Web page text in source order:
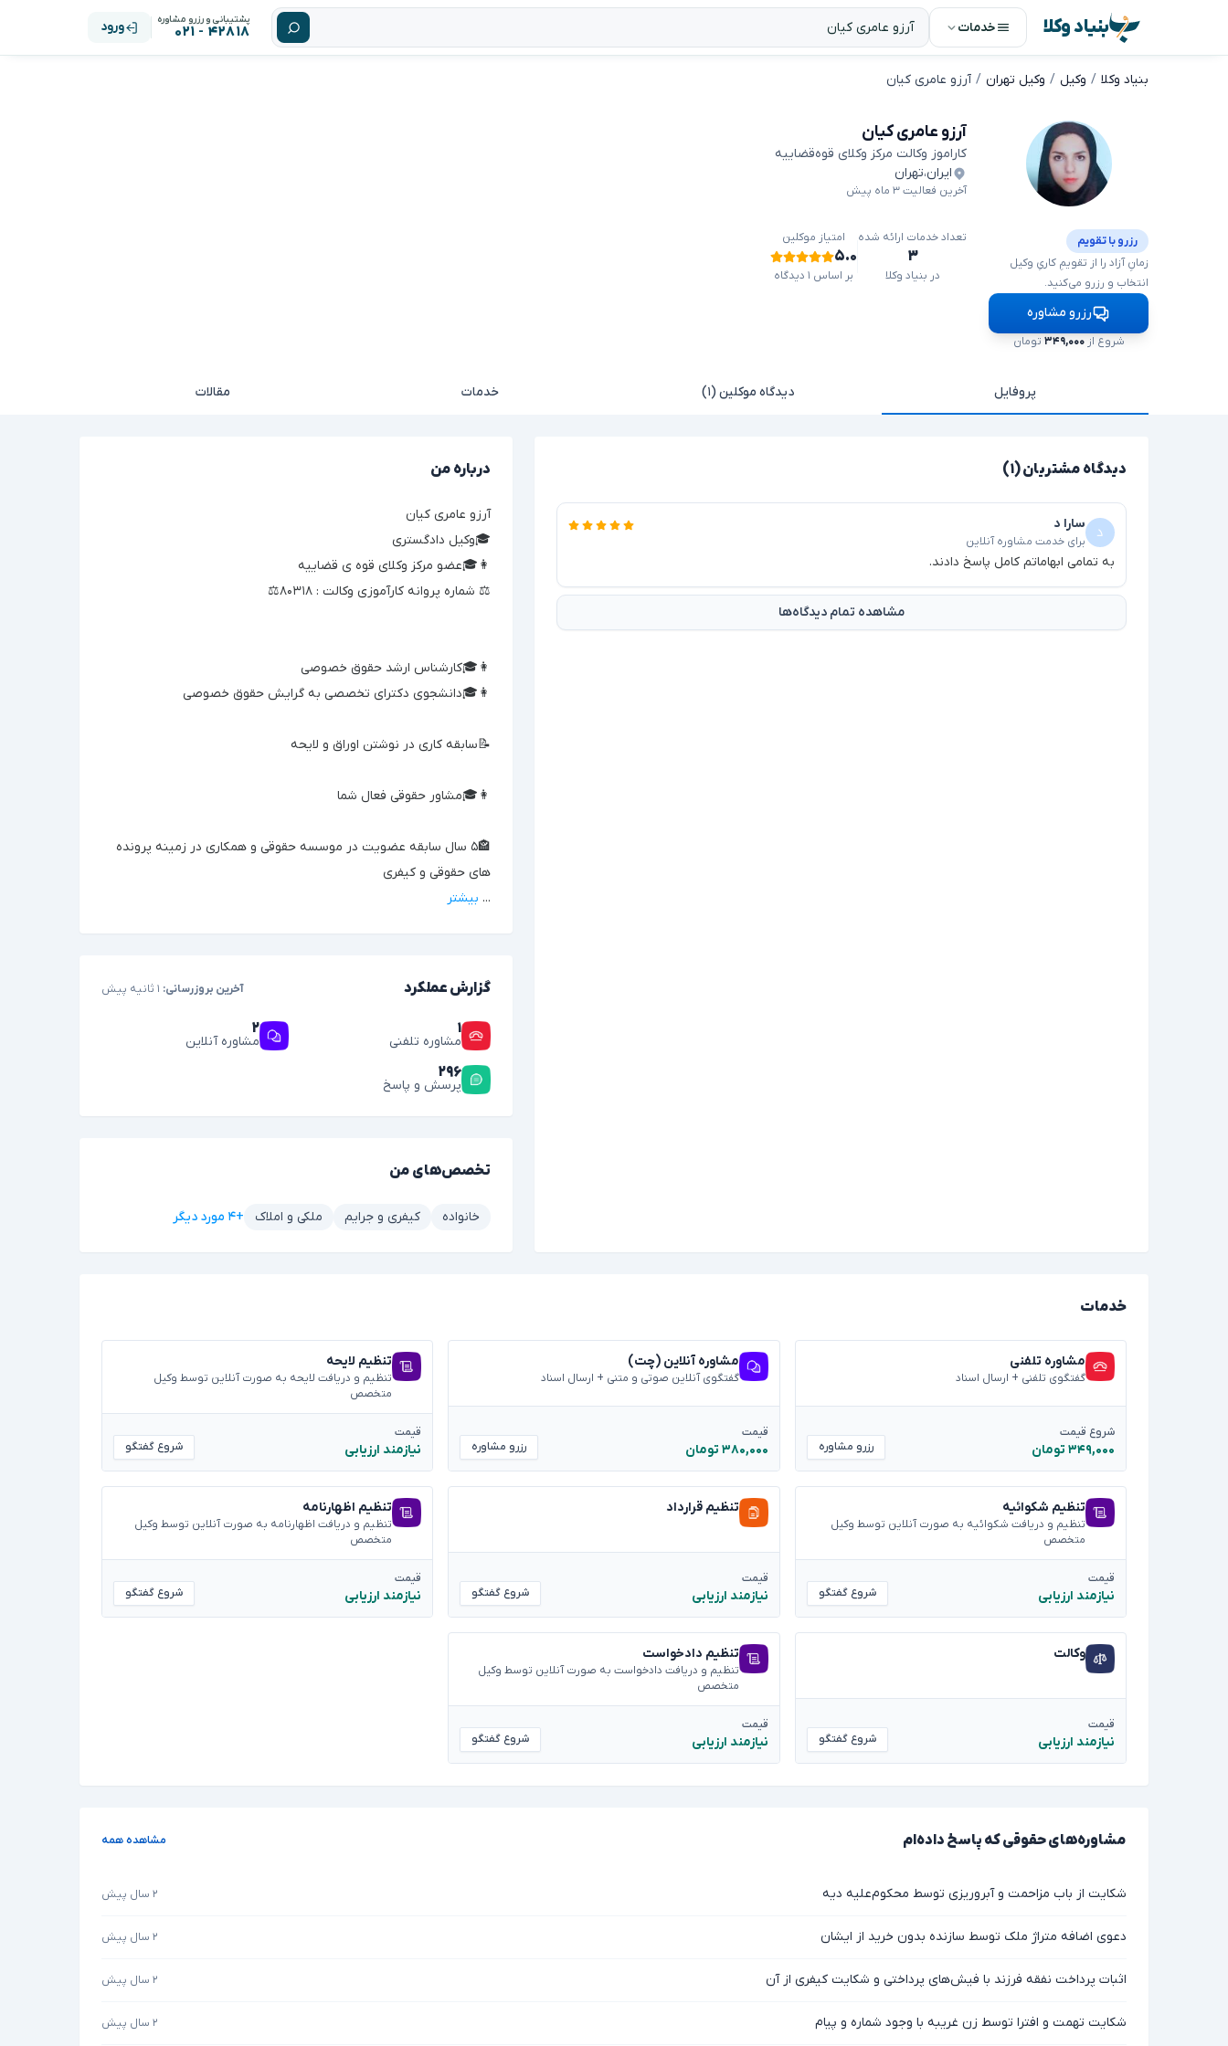
بنیاد وکلا خدمات پشتیبانی و رزرو مشاوره
۴۲۸۱۸ - ۰۲۱ ورود
بنیاد وکلا وکیل وکیل تهران آرزو عامری کیان
آرزو عامری کیان
کاراموز وکالت مرکز وکلای قوه‌قضاییه
ایران،تهران
آخرین فعالیت ۳ ماه پیش
تعداد خدمات ارائه شده
۳
در بنیاد وکلا
امتیاز موکلین
۵.۰
بر اساس ۱ دیدگاه
رزرو با تقویم
زمانِ آزاد را از تقویمِ کاریِ وکیل
انتخاب و رزرو می‌کنید.
رزرو مشاوره
شروع از۳۴۹,۰۰۰ تومان
پروفایل دیدگاه موکلین (۱) خدمات مقالات
دیدگاه مشتریان (۱)
سارا د
برای خدمت مشاوره آنلاین
به تمامی ابهاماتم کامل پاسخ دادند.
مشاهده تمام دیدگاه‌ها
درباره من
آرزو عامری کیان
🎓وکیل دادگستری
👩🎓عضو مرکز وکلای قوه ی قضاییه
⚖️ شماره پروانه کارآموزی وکالت : ۸۰۳۱۸⚖️
👩🎓کارشناس ارشد حقوق خصوصی
👩🎓دانشجوی دکترای تخصصی به گرایش حقوق خصوصی
📝سابقه کاری در نوشتن اوراق و لایحه
👩🎓مشاور حقوقی فعال شما
🏤۵ سال سابقه عضویت در موسسه حقوقی و همکاری در زمینه پرونده
های حقوقی و کیفری
... بیشتر
گزارش عملکرد آخرین بروزرسانی:
۱
مشاوره تلفنی
۲
مشاوره آنلاین
۲۹۶
پرسش و پاسخ
تخصص‌های من
خانواده کیفری و جرایم ملکی و املاک +۴ مورد دیگر
خدمات
مشاوره تلفنی
گفتگوی تلفنی + ارسال اسناد
شروع قیمت
۳۴۹,۰۰۰ تومان رزرو مشاوره
مشاوره آنلاین (چت)
گفتگوی آنلاین صوتی و متنی + ارسال اسناد
قیمت
۳۸۰,۰۰۰ تومان رزرو مشاوره
تنظیم لایحه
تنظیم و دریافت لایحه به صورت آنلاین توسط وکیل
متخصص
قیمت
نیازمند ارزیابی شروع گفتگو
تنظیم شکوائیه
تنظیم و دریافت شکوائیه به صورت آنلاین توسط وکیل
متخصص
قیمت
نیازمند ارزیابی شروع گفتگو
تنظیم قرارداد
قیمت
نیازمند ارزیابی شروع گفتگو
تنظیم اظهارنامه
تنظیم و دریافت اظهارنامه به صورت آنلاین توسط وکیل
متخصص
قیمت
نیازمند ارزیابی شروع گفتگو
وکالت
قیمت
نیازمند ارزیابی شروع گفتگو
تنظیم دادخواست
تنظیم و دریافت دادخواست به صورت آنلاین توسط وکیل
متخصص
قیمت
نیازمند ارزیابی شروع گفتگو
مشاوره‌های حقوقی که پاسخ داده‌ام مشاهده همه
شکایت از باب مزاحمت و آبروریزی توسط محکوم‌علیه دیه ۲ سال پیش
دعوی اضافه متراژ ملک توسط سازنده بدون خرید از ایشان ۲ سال پیش
اثبات پرداخت نفقه فرزند با فیش‌های پرداختی و شکایت کیفری از آن ۲ سال پیش
شکایت تهمت و افترا توسط زن غریبه با وجود شماره و پیام ۲ سال پیش